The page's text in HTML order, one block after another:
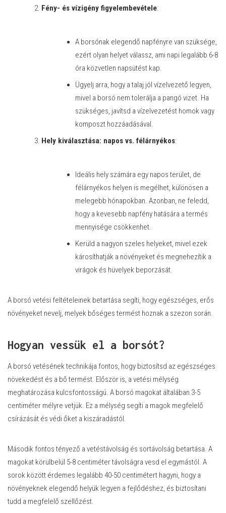
Fény- és vízigény figyelembevétele:
A borsónak elegendő napfényre van szüksége,
ezért olyan helyet válassz, ami napi legalább 6-8
óra közvetlen napsütést kap.
Ügyelj arra, hogy a talaj jól vízelvezető legyen,
mivel a borsó nem tolerálja a pangó vizet. Ha
szükséges, javítsd a vízelvezetést homok vagy
komposzt hozzáadásával.
Hely kiválasztása: napos vs. félárnyékos:
Ideális hely számára egy napos terület, de
félárnyékos helyen is megélhet, különösen a
melegebb hónapokban. Azonban, ne feledd,
hogy a kevesebb napfény hatására a termés
mennyisége csökkenhet.
Kerüld a nagyon szeles helyeket, mivel ezek
károsíthatják a növényeket és megnehezítik a
virágok és hüvelyek beporzását.
A borsó vetési feltételeinek betartása segíti, hogy egészséges, erős
növényeket nevelj, melyek bőséges termést hoznak a szezon során.
Hogyan vessük el a borsót?
A borsó vetésének technikája fontos, hogy biztosítsd az egészséges
növekedést és a bő termést. Először is, a vetési mélység
meghatározása kulcsfontosságú. A borsó magokat általában 3-5
centiméter mélyre vetjük. Ez a mélység segíti a magok megfelelő
csírázását és védi őket a kiszáradástól.
Második fontos tényező a vetéstávolság és sortávolság betartása. A
magokat körülbelül 5-8 centiméter távolságra vesd el egymástól. A
sorok között érdemes legalább 40-50 centimétert hagyni, hogy a
növényeknek elegendő helyük legyen a fejlődéshez, és biztosítani
tudd a megfelelő szellőzést.